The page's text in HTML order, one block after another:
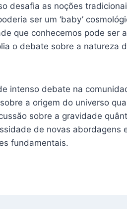
desafia as noções
ser um ‘baby’
que conhecemos pode ser
o debate sobre a natureza
intenso debate na
a origem do universo
sobre a gravidade
de novas abordagens
fundamentais.